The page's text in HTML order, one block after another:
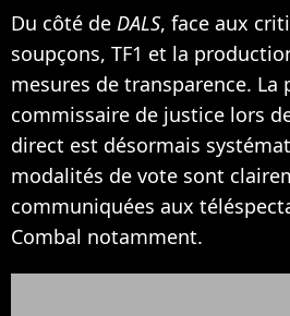
Du côté de DALS, face aux
soupçons, TF1 et la
mesures de transparence. La
commissaire de justice lors
direct est désormais
modalités de vote sont
communiquées aux
Combal notamment.